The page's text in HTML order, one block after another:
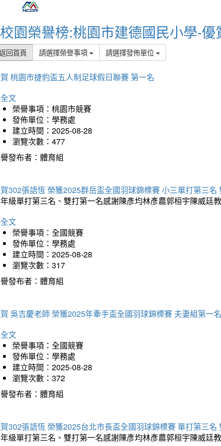
校園榮譽榜:桃園市建德國民小學-優
回首頁 請選擇榮譽事項 請選擇發佈單位
桃園市捷豹盃五人制足球假日聯賽 第一名
文
榮譽事項：桃園市競賽
發佈單位：學務處
建立時間：2025-08-28
瀏覽次數：477
發布者：體育組
302張語恆 榮獲2025群岳盃全國羽球錦標賽 小三單打第三名
級單打第三名、雙打第一名感謝陳彥均林彥農郭桓宇陳威廷
文
榮譽事項：全國競賽
發佈單位：學務處
建立時間：2025-08-28
瀏覽次數：317
發布者：體育組
吳吉慶老師 榮獲2025年牽手盃全國羽球錦標賽 夫妻組第一名
文
榮譽事項：全國競賽
發佈單位：學務處
建立時間：2025-08-28
瀏覽次數：372
發布者：體育組
302張語恆 榮獲2025台北市長盃全國羽球錦標賽 單打第三名
級單打第三名、雙打第一名感謝陳彥均林彥農郭桓宇陳威廷